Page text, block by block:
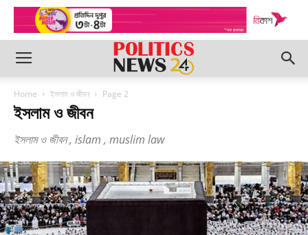
Home ইসলাম ও জীবন Page 2
ইসলাম ও জীবন
ইসলাম ও জীবন , islam , muslim law